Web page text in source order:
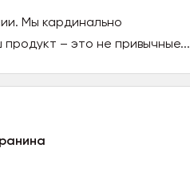
Мы кардинально
– это не привычные...